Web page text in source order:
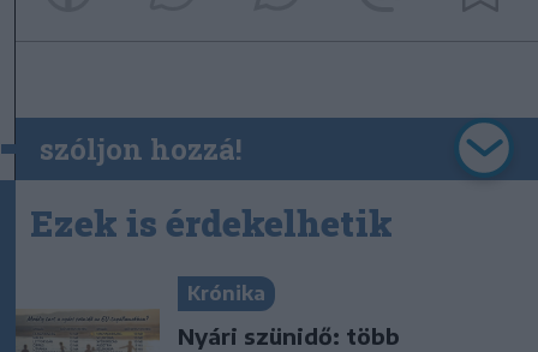
szóljon hozzá!
Ezek is érdekelhetik
Krónika
Nyári szünidő: több